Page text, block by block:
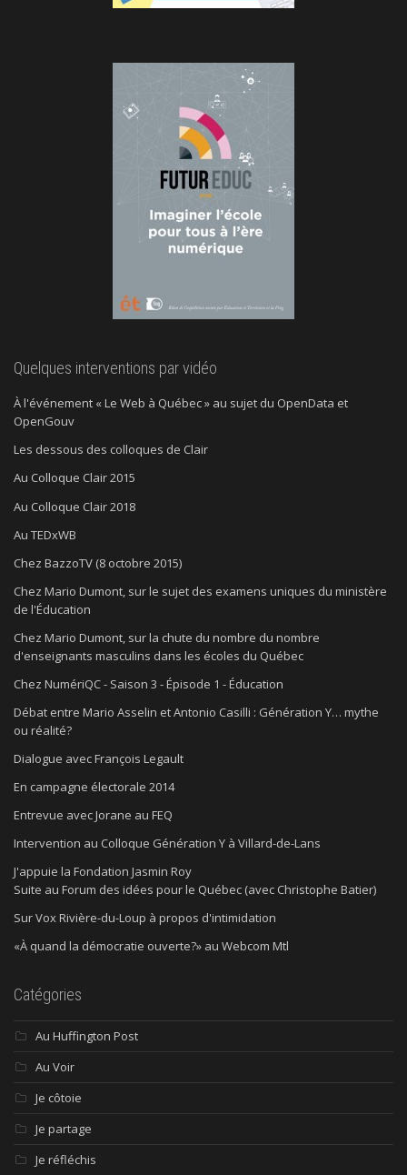
Quelques interventions par vidéo
À l'événement « Le Web à Québec » au sujet du OpenData et
OpenGouv
Les dessous des colloques de Clair
Au Colloque Clair 2015
Au Colloque Clair 2018
Au TEDxWB
Chez BazzoTV (8 octobre 2015)
Chez Mario Dumont, sur le sujet des examens uniques du ministère
de l'Éducation
Chez Mario Dumont, sur la chute du nombre du nombre
d'enseignants masculins dans les écoles du Québec
Chez NumériQC - Saison 3 - Épisode 1 - Éducation
Débat entre Mario Asselin et Antonio Casilli : Génération Y… mythe
ou réalité?
Dialogue avec François Legault
En campagne électorale 2014
Entrevue avec Jorane au FEQ
Intervention au Colloque Génération Y à Villard-de-Lans
J'appuie la Fondation Jasmin Roy
Suite au Forum des idées pour le Québec (avec Christophe Batier)
Sur Vox Rivière-du-Loup à propos d'intimidation
«À quand la démocratie ouverte?» au Webcom Mtl
Catégories
Au Huffington Post
Au Voir
Je côtoie
Je partage
Je réfléchis